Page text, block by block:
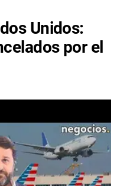
Unidos:
por el